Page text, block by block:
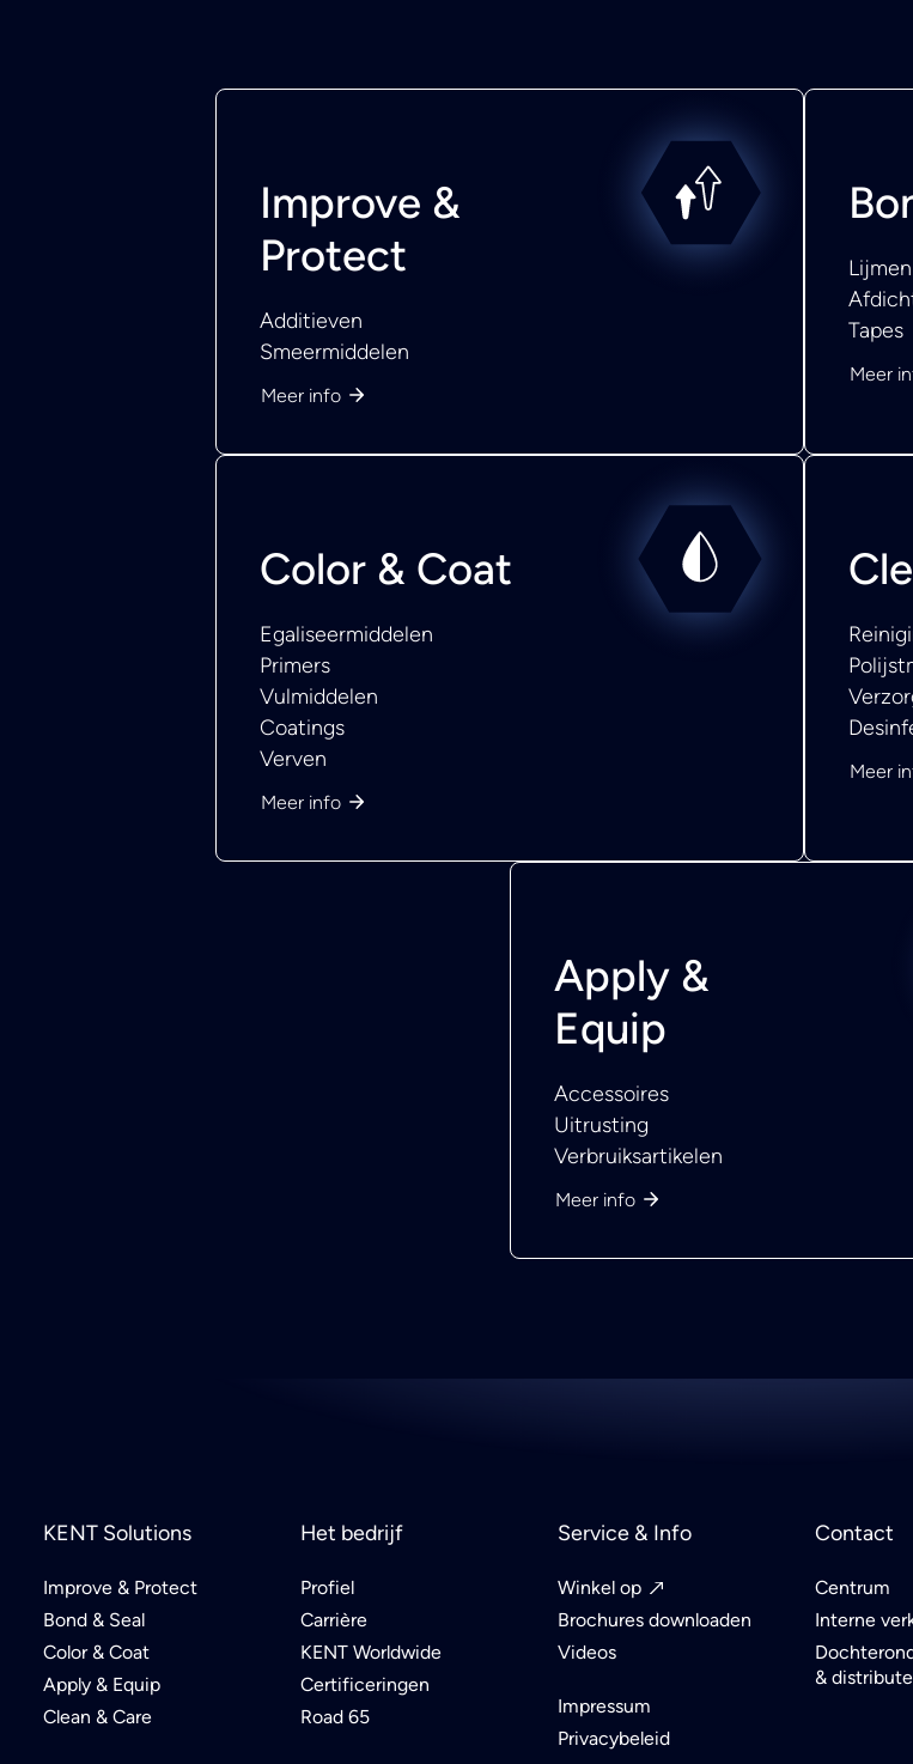
Improve &
Protect
Additieven
Smeermiddelen
Meer info
Lijmen
Tapes
Meer
Color & Coat
Egaliseermiddelen
Primers
Vulmiddelen
Coatings
Verven
Meer info
Meer
Apply &
Equip
Accessoires
Uitrusting
Verbruiksartikelen
Meer info
KENT Solutions
Improve & Protect
Bond & Seal
Color & Coat
Apply & Equip
Clean & Care
Het bedrijf
Profiel
Carrière
KENT Worldwide
Certificeringen
Road 65
Service & Info
Winkel op
Brochures downloaden
Videos
Impressum
Privacybeleid
Contact
Centrum
Interne
&